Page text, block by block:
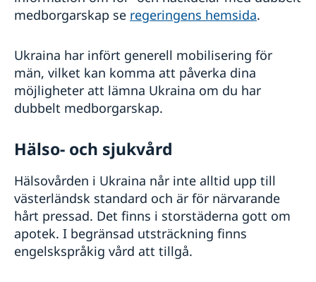
medborgarskap se regeringens hemsida.
Ukraina har infört generell mobilisering för
män, vilket kan komma att påverka dina
möjligheter att lämna Ukraina om du har
dubbelt medborgarskap.
Hälso- och sjukvård
Hälsovården i Ukraina når inte alltid upp till
västerländsk standard och är för närvarande
hårt pressad. Det finns i storstäderna gott om
apotek. I begränsad utsträckning finns
engelskspråkig vård att tillgå.